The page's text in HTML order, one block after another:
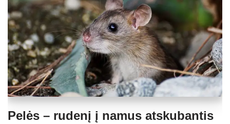
Pelės – rudenį į namus atskubantis